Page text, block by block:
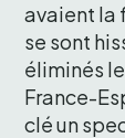
avaient la
se sont
éliminés
France-
clé un